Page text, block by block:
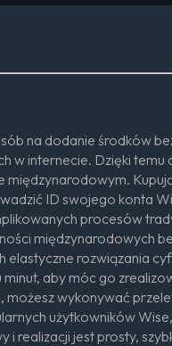
na dodanie środków
w internecie. Dzięki
ID swojego konta
procesów
międzynarodowych
rozwiązania
aby móc go
wykonywać
użytkowników
jest prosty,